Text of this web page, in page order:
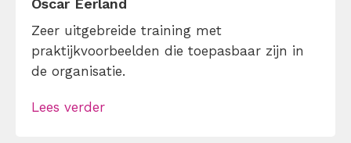
Oscar Eerland
Zeer uitgebreide training met
praktijkvoorbeelden die toepasbaar zijn in
de organisatie.
Lees verder